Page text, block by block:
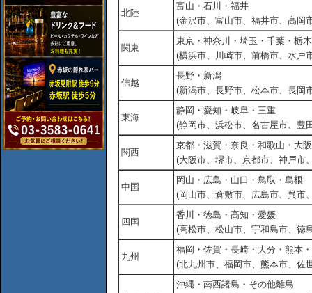
北陸
富山・石川・福井
(金沢市、富山市、福井市、高岡
関東
東京・神奈川・埼玉・千葉・栃
(横浜市、川崎市、前橋市、水戸
信越
長野・新潟
(新潟市、長野市、松本市、長岡
東海
静岡・愛知・岐阜・三重
(静岡市、浜松市、名古屋市、豊
関西
京都・滋賀・奈良・和歌山・大
(大阪市、堺市、京都市、神戸市
中国
岡山・広島・山口・鳥取・島根
(岡山市、倉敷市、広島市、呉市
四国
香川・徳島・高知・愛媛
(高松市、松山市、宇和島市、徳
九州
福岡・佐賀・長崎・大分・熊本
(北九州市、福岡市、熊本市、佐
沖縄・南西諸島・その他離島